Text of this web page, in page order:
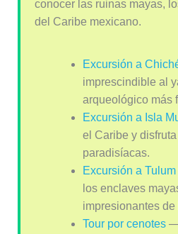
conocer las ruinas mayas,
del Caribe mexicano.
Excursión a
imprescindible al
arqueológico más
Excursión a Isla
el Caribe y
paradisíacas.
Excursión a
los enclaves
impresionantes
Tour por cenotes—